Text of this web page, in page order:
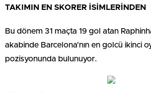
TAKIMIN EN SKORER İSİMLERİNDEN
Bu dönem 31 maçta 19 gol atan
akabinde Barcelona’nın en golcü ikinci
pozisyonunda bulunuyor.